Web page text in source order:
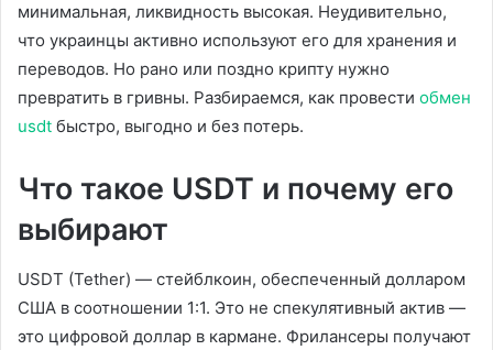
минимальная, ликвидность высокая. Неудивительно,
что украинцы активно используют его для хранения и
переводов. Но рано или поздно крипту нужно
превратить в гривны. Разбираемся, как провести обмен
usdt быстро, выгодно и без потерь.
Что такое USDT и почему его
выбирают
USDT (Tether) — стейблкоин, обеспеченный долларом
США в соотношении 1:1. Это не спекулятивный актив —
это цифровой доллар в кармане. Фрилансеры получают